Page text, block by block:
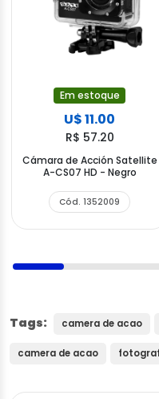
Em estoque
U$ 11.00
R$ 57.20
Cámara de Acción Satellite
A-CS07 HD - Negro
Cód. 1352009
Tags: camera de acao
camera de acao